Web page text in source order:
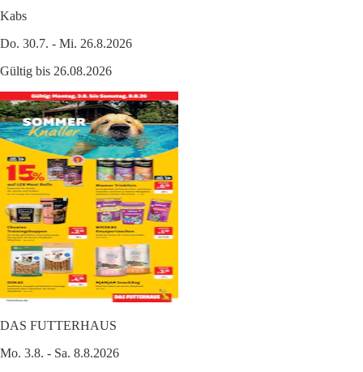
Kabs
Do. 30.7. - Mi. 26.8.2026
Gültig bis 26.08.2026
DAS FUTTERHAUS
Mo. 3.8. - Sa. 8.8.2026